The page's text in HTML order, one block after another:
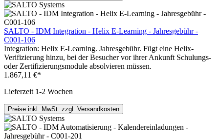
SALTO - IDM Integration - Helix E-Learning - Jahresgebühr -
C001-106
Integration: Helix E-Learning. Jahresgebühr. Fügt eine Helix-
Verifizierung hinzu, bei der Besucher vor ihrer Ankunft Schulungs-
oder Zertifizierungsmodule absolvieren müssen.
1.867,11 €*
Lieferzeit 1-2 Wochen
Preise inkl. MwSt. zzgl. Versandkosten